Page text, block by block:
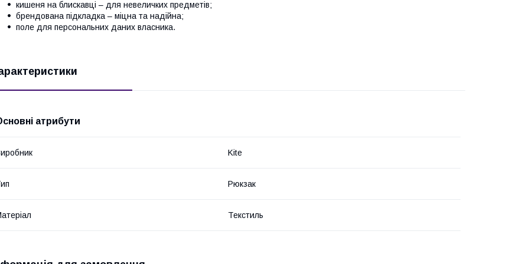
кишеня на блискавці – для невеличких предметів;
брендована підкладка – міцна та надійна;
поле для персональних даних власника.
атрибути
Kite
Рюкзак
Текстиль